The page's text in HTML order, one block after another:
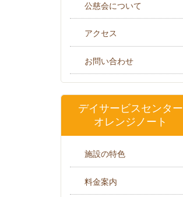
公慈会について
アクセス
お問い合わせ
デイサービスセンター
オレンジノート
施設の特色
料金案内